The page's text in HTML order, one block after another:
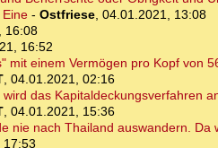
- Ostfriese, 04.01.2021, 13:08
16:08
16:52
mit einem Vermögen pro Kopf von
, 04.01.2021, 02:16
das Kapitaldeckungsverfahren
, 04.01.2021, 15:36
nie nach Thailand auswandern.
17:53